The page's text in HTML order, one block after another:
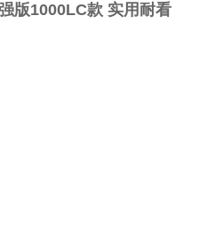
版1000LC款 实用耐看